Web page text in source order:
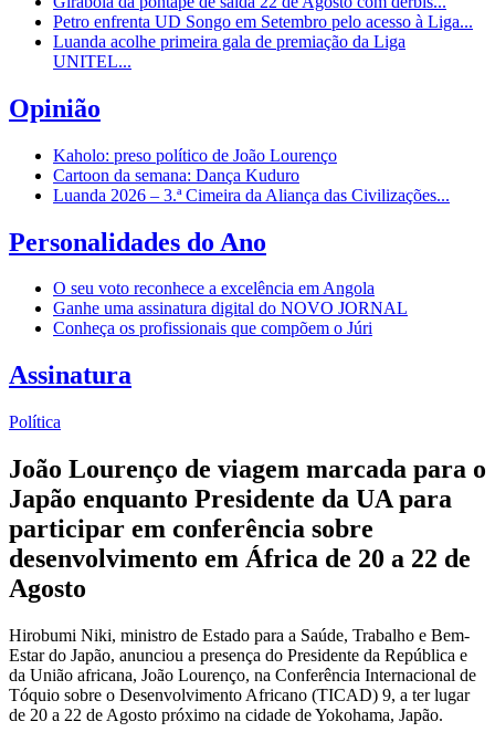
Petro enfrenta UD Songo em Setembro pelo acesso à Liga...
Luanda acolhe primeira gala de premiação da Liga
UNITEL...
Opinião
Kaholo: preso político de João Lourenço
Cartoon da semana: Dança Kuduro
Luanda 2026 – 3.ª Cimeira da Aliança das Civilizações...
Personalidades do Ano
O seu voto reconhece a excelência em Angola
Ganhe uma assinatura digital do NOVO JORNAL
Conheça os profissionais que compõem o Júri
Assinatura
Política
João Lourenço de viagem marcada para o
Japão enquanto Presidente da UA para
participar em conferência sobre
desenvolvimento em África de 20 a 22 de
Agosto
Hirobumi Niki, ministro de Estado para a Saúde, Trabalho e Bem-
Estar do Japão, anunciou a presença do Presidente da República e
da União africana, João Lourenço, na Conferência Internacional de
Tóquio sobre o Desenvolvimento Africano (TICAD) 9, a ter lugar
de 20 a 22 de Agosto próximo na cidade de Yokohama, Japão.